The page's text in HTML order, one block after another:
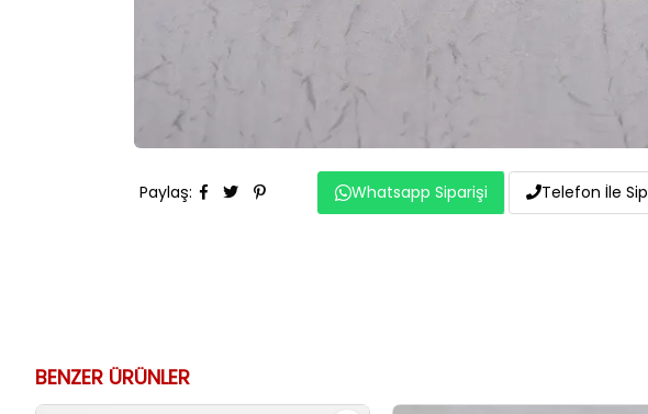
Paylaş: Whatsapp Siparişi Telefon İle